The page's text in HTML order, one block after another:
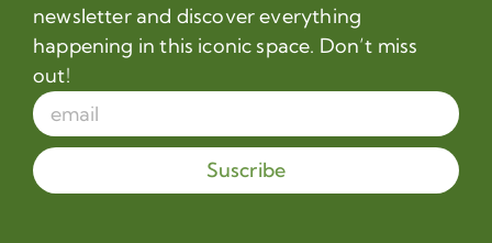
newsletter and discover everything
happening in this iconic space. Don’t miss
out!
Suscribe